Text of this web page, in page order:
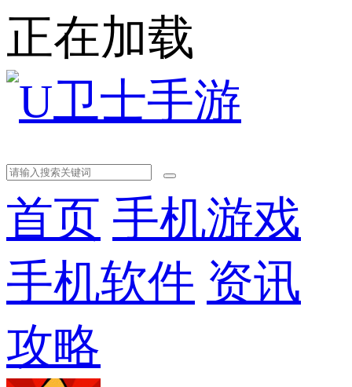
正在加载
首页 手机游戏
手机软件 资讯
攻略